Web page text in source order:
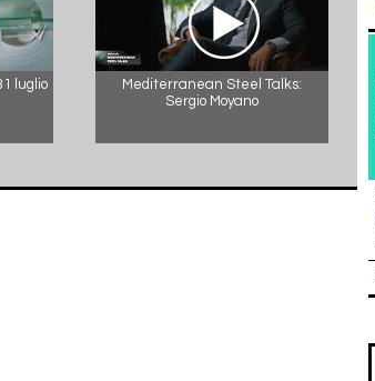
luglio
Mediterranean Steel Talks:
Sergio Moyano